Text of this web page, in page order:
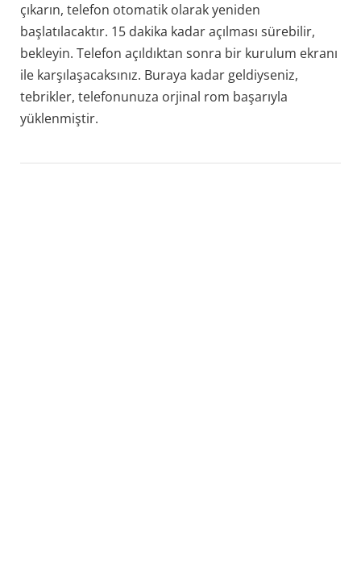
çıkarın, telefon otomatik olarak yeniden
başlatılacaktır. 15 dakika kadar açılması sürebilir,
bekleyin. Telefon açıldıktan sonra bir kurulum ekranı
ile karşılaşacaksınız. Buraya kadar geldiyseniz,
tebrikler, telefonunuza orjinal rom başarıyla
yüklenmiştir.